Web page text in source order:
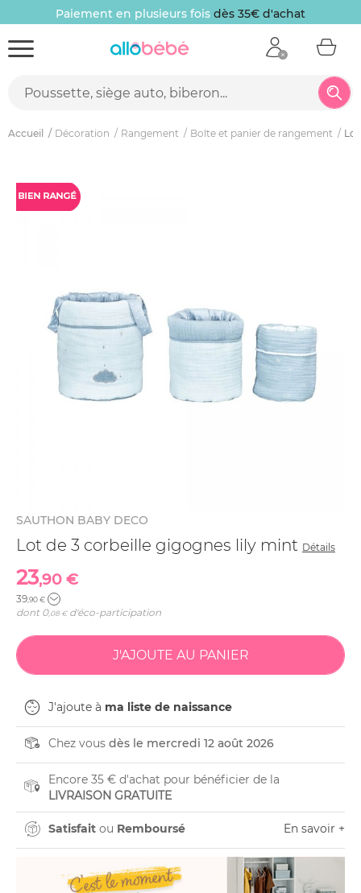
Paiement en plusieurs fois dès 35€ d'achat
Accueil Décoration Rangement Boîte et panier de rangement
SAUTHON BABY DECO
Lot de 3 corbeille gigognes lily mint Détails
23,90 €
39,90 €
dont 0,08 €d'éco-participation
J'ajoute à ma liste de naissance
Chez vous dès le mercredi 12 août 2026
Encore 35 € d'achat pour bénéficier de la
LIVRAISON GRATUITE
Satisfait ou Remboursé En savoir +